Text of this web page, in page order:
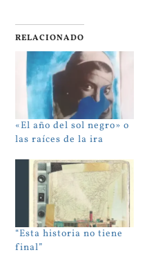
RELACIONADO
«El año del sol negro» o
las raíces de la ira
“Esta historia no tiene
final”